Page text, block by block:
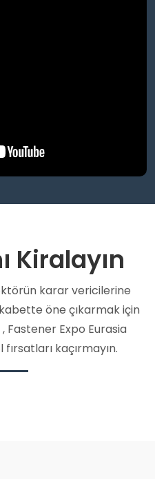
Kiralayın
karar vericilerine
öne çıkarmak için
, Fastener Expo Eurasia
fırsatları kaçırmayın.